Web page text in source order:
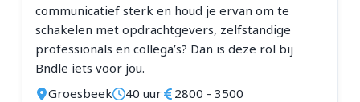
communicatief sterk en houd je ervan om te
schakelen met opdrachtgevers, zelfstandige
professionals en collega’s? Dan is deze rol bij
Bndle iets voor jou.
Groesbeek
40 uur 2800 - 3500